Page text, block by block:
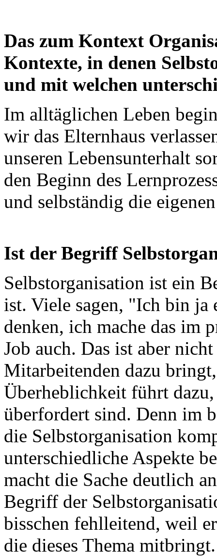
Das zum Kontext
Kontexte, in denen
und mit welchen
Im alltäglichen Leben
wir das Elternhaus
unseren Lebensunterhalt
den Beginn des
und selbständig die
Ist der Begriff
Selbstorganisation ist ein
ist. Viele sagen, "Ich bin ja
denken, ich mache das im
Job auch. Das ist aber
Mitarbeitenden dazu
Überheblichkeit führt
überfordert sind. Denn im
die Selbstorganisation
unterschiedliche Aspekte
macht die Sache deutlich
Begriff der
bisschen fehlleitend, weil
die dieses Thema mitbringt.